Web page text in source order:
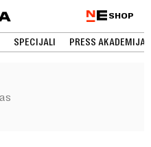
SHOP
SPECIJALI PRESS AKADEMIJA